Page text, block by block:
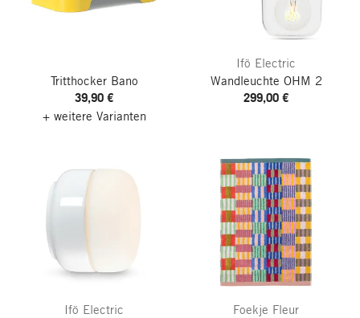
Tritthocker Bano
39,90 €
+ weitere Varianten
Ifö Electric
Wandleuchte OHM 2
299,00 €
Ifö Electric
Foekje Fleur